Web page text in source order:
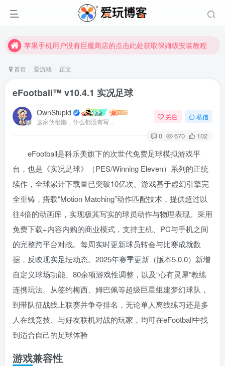
苹果手机用户没有巨魔商店的点击此处获取保姆级安装教程
苹果手机用户没有巨魔商店的点击此处获取保姆级安装教程
首页 爱游戏 正文
eFootball™ v10.4.1 实况足球
OwnStupid
这家伙很懒，什么都没有写...
关注 私信
0 670 102
eFootball是科乐美旗下的次世代免费足球模拟游戏平
台，也是《实况足球》（PES/Winning Eleven）系列的正统
续作，全球累计下载量已突破10亿次。游戏基于虚幻引擎完
全重铸，搭载“Motion Matching”动作匹配技术，提供超过以
往4倍的动画库，实现极其写实的球员动作与物理表现。采用
免费下载+内容内购的商业模式，支持主机、PC与手机之间
的完整跨平台对战。每周实时更新球员转会与比赛成就数
据，反映现实足坛动态。2025年赛季更新（版本5.0.0）新增
自定义球场功能、80余项游戏性调整，以及“心有灵犀”教练
连携玩法。从签约梅西、姆巴佩等超级巨星组建梦幻球队，
到带队征战线上联赛并争夺排名，无论单人离线练习还是多
人在线竞技、与好友联机对战的玩家，均可在eFootball中找
到适合自己的足球体验
游戏兼容性